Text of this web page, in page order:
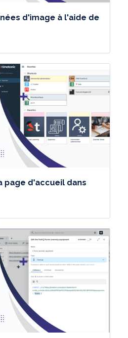
d'image à l'aide de
page d'accueil dans